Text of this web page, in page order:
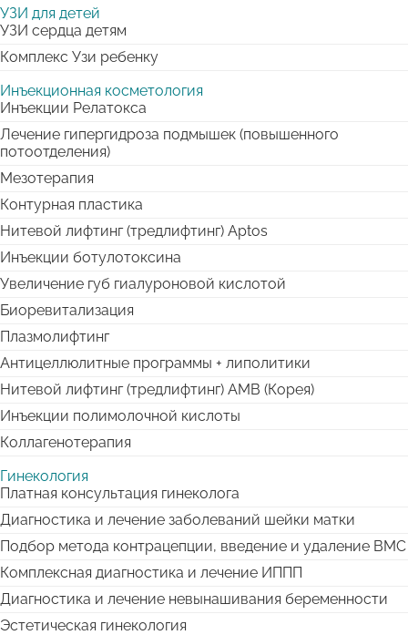
УЗИ для детей
УЗИ сердца детям
Комплекс Узи ребенку
Инъекционная косметология
Инъекции Релатокса
Лечение гипергидроза подмышек (повышенного
потоотделения)
Мезотерапия
Контурная пластика
Нитевой лифтинг (тредлифтинг) Aptos
Инъекции ботулотоксина
Увеличение губ гиалуроновой кислотой
Биоревитализация
Плазмолифтинг
Антицеллюлитные программы + липолитики
Нитевой лифтинг (тредлифтинг) АМВ (Корея)
Инъекции полимолочной кислоты
Коллагенотерапия
Гинекология
Платная консультация гинеколога
Диагностика и лечение заболеваний шейки матки
Подбор метода контрацепции, введение и удаление ВМС
Комплексная диагностика и лечение ИППП
Диагностика и лечение невынашивания беременности
Эстетическая гинекология